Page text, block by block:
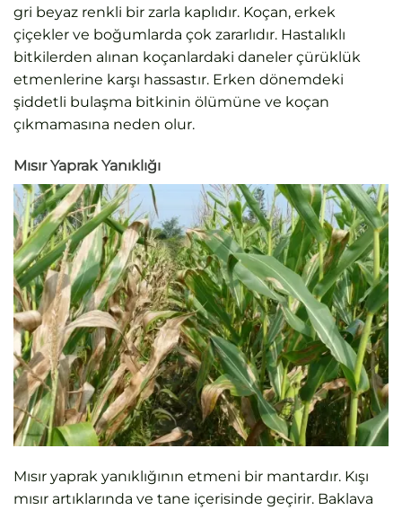
gri beyaz renkli bir zarla kaplıdır. Koçan, erkek
çiçekler ve boğumlarda çok zararlıdır. Hastalıklı
bitkilerden alınan koçanlardaki daneler çürüklük
etmenlerine karşı hassastır. Erken dönemdeki
şiddetli bulaşma bitkinin ölümüne ve koçan
çıkmamasına neden olur.
Mısır Yaprak Yanıklığı
Mısır yaprak yanıklığının etmeni bir mantardır. Kışı
mısır artıklarında ve tane içerisinde geçirir. Baklava